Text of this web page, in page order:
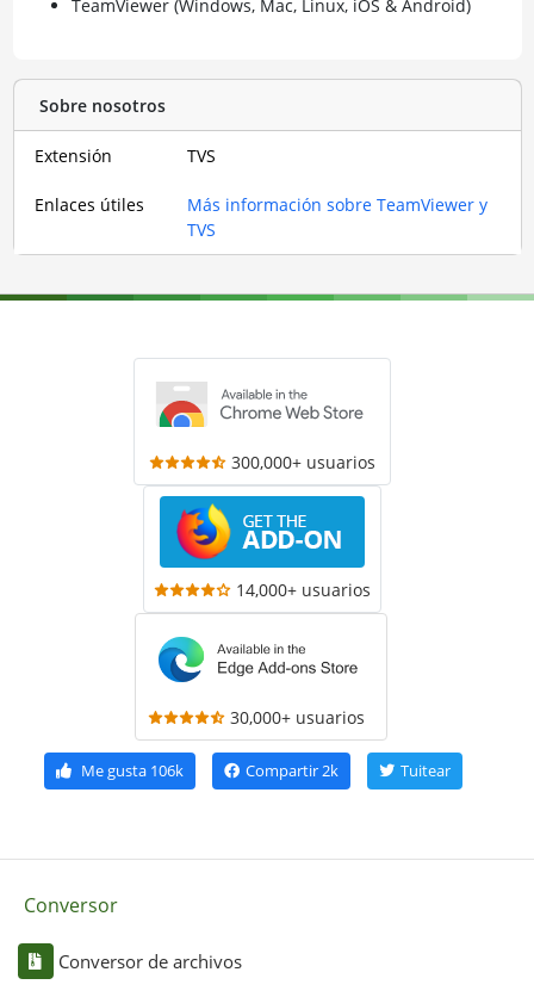
TeamViewer (Windows, Mac, Linux, iOS & Android)
Sobre nosotros
Extensión TVS
Enlaces útiles
Más información sobre TeamViewer y
TVS
300,000+ usuarios
14,000+ usuarios
30,000+ usuarios
Me gusta106k Compartir2k Tuitear
Conversor
Conversor de archivos